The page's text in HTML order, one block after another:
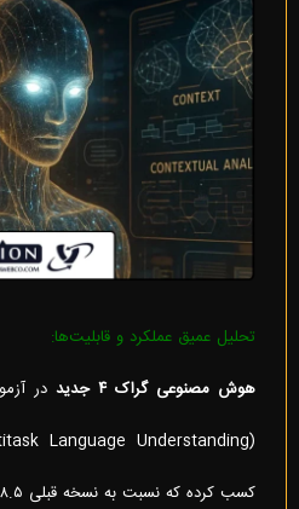
تحلیل عمیق عملکرد و قابلیت‌ها:
هوش مصنوعی گراک ۴ جدید